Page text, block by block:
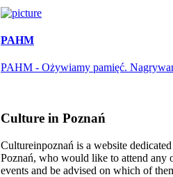
PAHM
PAHM - Ożywiamy pamięć.
Culture in Poznań
Cultureinpoznań is a website
Poznań, who would like to attend any
events and be advised on which of